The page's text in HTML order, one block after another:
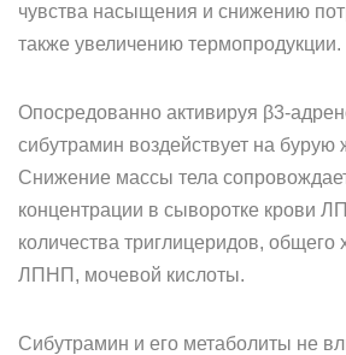
чувства насыщения и снижению
также увеличению термопродукции.
Опосредованно активируя β3-
сибутрамин воздействует на бурую
Снижение массы тела
концентрации в сыворотке крови
количества триглицеридов, общего
ЛПНП, мочевой кислоты.
Сибутрамин и его метаболиты не